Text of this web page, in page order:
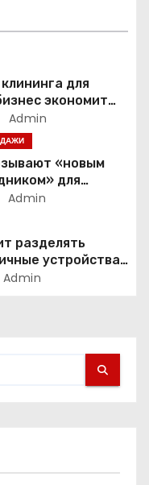
для
экономит
на уборке
Admin
«новым
для
блогеры
бизнес
Admin
разделять
устройства
всё смешивать
Admin